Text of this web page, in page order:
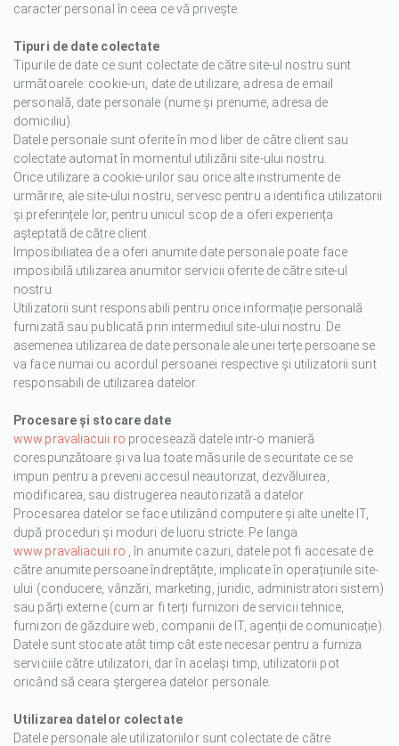
caracter personal în ceea ce vă privește.
Tipuri de date colectate
Tipurile de date ce sunt colectate de către site-ul nostru sunt
următoarele: cookie-uri, date de utilizare, adresa de email
personală, date personale (nume și prenume, adresa de
domiciliu).
Datele personale sunt oferite în mod liber de către client sau
colectate automat în momentul utilizării site-ului nostru.
Orice utilizare a cookie-urilor sau orice alte instrumente de
urmărire, ale site-ului nostru, servesc pentru a identifica utilizatorii
și preferințele lor, pentru unicul scop de a oferi experiența
așteptată de către client.
Imposibiliatea de a oferi anumite date personale poate face
imposibilă utilizarea anumitor servicii oferite de către site-ul
nostru.
Utilizatorii sunt responsabili pentru orice informație personală
furnizată sau publicată prin intermediul site-ului nostru. De
asemenea utilizarea de date personale ale unei terțe persoane se
va face numai cu acordul persoanei respective și utilizatorii sunt
responsabili de utilizarea datelor.
Procesare și stocare date
www.pravaliacuii.ro procesează datele intr-o manieră
corespunzătoare și va lua toate măsurile de securitate ce se
impun pentru a preveni accesul neautorizat, dezvăluirea,
modificarea, sau distrugerea neautorizată a datelor.
Procesarea datelor se face utilizând computere și alte unelte IT,
după proceduri și moduri de lucru stricte. Pe langa
www.pravaliacuii.ro , în anumite cazuri, datele pot fi accesate de
către anumite persoane îndreptățite, implicate în operațiunile site-
ului (conducere, vânzări, marketing, juridic, administratori sistem)
sau părți externe (cum ar fi terți furnizori de servicii tehnice,
furnizori de găzduire web, companii de IT, agenții de comunicație).
Datele sunt stocate atât timp cât este necesar pentru a furniza
serviciile către utilizatori, dar în același timp, utilizatorii pot
oricând să ceara ștergerea datelor personale.
Utilizarea datelor colectate
Datele personale ale utilizatoriilor sunt colectate de către